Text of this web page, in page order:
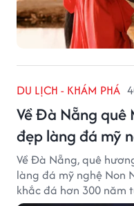
DU LỊCH - KHÁM PHÁ
Về Đà Nẵng quê
đẹp làng đá mỹ
Về Đà Nẵng, quê
làng đá mỹ nghệ Non
khắc đá hơn 300 năm